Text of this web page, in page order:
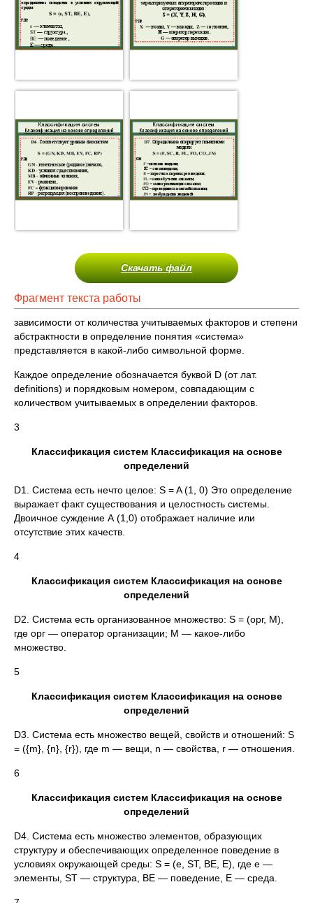
Скачать файл
Фрагмент текста работы
зависимости от количества учитываемых факторов и степени
абстрактности в определение понятия «система»
представляется в какой-либо символьной форме.
Каждое определение обозначается буквой D (от лат.
definitions) и порядковым номером, совпадающим с
количеством учитываемых в определении факторов.
3
Классификация систем Классификация на основе
определений
D1. Система есть нечто целое: S = A (1, 0) Это определение
выражает факт существования и целостность системы.
Двоичное суждение А (1,0) отображает наличие или
отсутствие этих качеств.
4
Классификация систем Классификация на основе
определений
D2. Система есть организованное множество: S = (орг, М),
где орг — оператор организации; М — какое-либо
множество.
5
Классификация систем Классификация на основе
определений
D3. Система есть множество вещей, свойств и отношений: S
= ({m}, {n}, {r}), где m — вещи, n — свойства, r — отношения.
6
Классификация систем Классификация на основе
определений
D4. Система есть множество элементов, образующих
структуру и обеспечивающих определенное поведение в
условиях окружающей среды: S = (e, ST, BE, E), где e —
элементы, ST — структура, BE — поведение, Е — среда.